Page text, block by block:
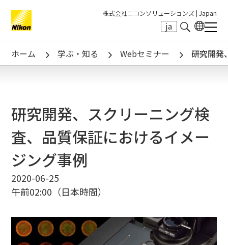
株式会社ニコンソリューションズ | Japan
ja
Search keyword(s)
ホーム 学ぶ・知る Webセミナー 研究開発
研究開発、スクリーニング検
査、品質保証におけるイメー
ジング事例
2020-06-25
午前02:00（日本時間）